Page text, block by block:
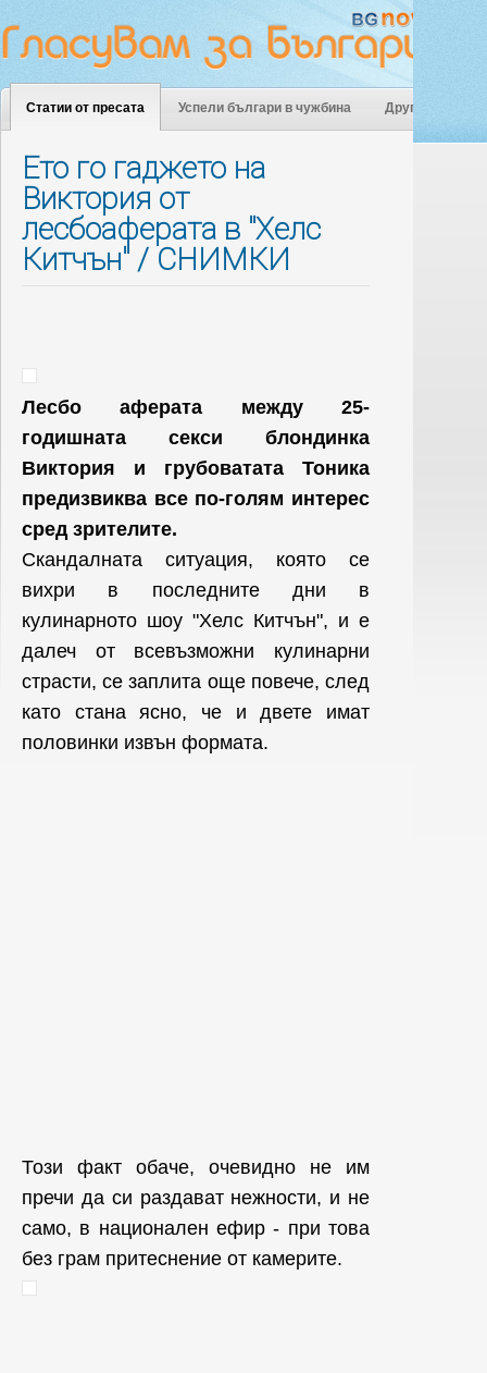
Статии от пресата Успели българи в чужбина Други
Ето го гаджето на
Виктория от
лесбоаферата в "Хелс
Китчън" / СНИМКИ
Лесбо аферата между 25-
годишната секси блондинка
Виктория и грубоватата Тоника
предизвиква все по-голям интерес
сред зрителите.
Скандалната ситуация, която се
вихри в последните дни в
кулинарното шоу "Хелс Китчън", и е
далеч от всевъзможни кулинарни
страсти, се заплита още повече, след
като стана ясно, че и двете имат
половинки извън формата.
Този факт обаче, очевидно не им
пречи да си раздават нежности, и не
само, в национален ефир - при това
без грам притеснение от камерите.